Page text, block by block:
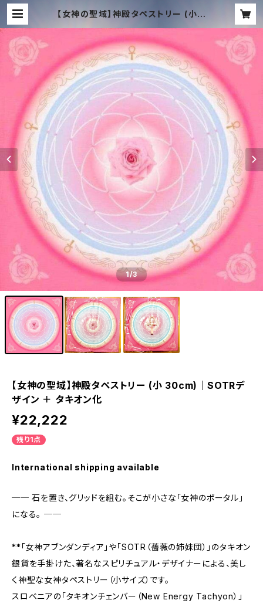
【女神の聖域】神殿タペストリー (小 3
SHOP
1/3
【女神の聖域】神殿タペストリー (小 30cm)｜SOTRデ
ザイン ＋ タキオン化
¥22,222
残り1点
International shipping available
── 石を置き、グリッドを組む。そこが小さな「女神のポータル」
になる。 ──
**「女神アブンダンディア」や「SOTR（薔薇の姉妹団）」のタキオン
銀貨を手掛けた、著名なスピリチュアル・デザイナーによる、美し
く神聖な女神タペストリー（小サイズ）です。
スロベニアの「タキオンチェンバー（New Energy Tachyon）」